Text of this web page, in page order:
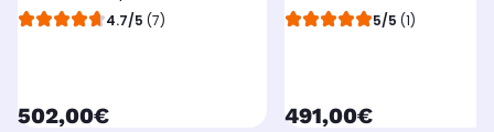
4.7/5 (7)
currentPrice
502,00€
5/5 (1)
currentPrice
491,00€